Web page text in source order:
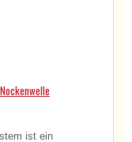
ist ein